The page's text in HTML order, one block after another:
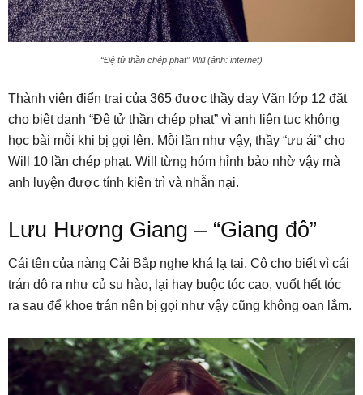
“Đệ tử thần chép phạt” Will (ảnh: internet)
Thành viên điển trai của 365 được thầy dạy Văn lớp 12 đặt
cho biệt danh “Đệ tử thần chép phạt” vì anh liên tục không
học bài mỗi khi bị gọi lên. Mỗi lần như vậy, thầy “ưu ái” cho
Will 10 lần chép phạt. Will từng hóm hỉnh bảo nhờ vậy mà
anh luyện được tính kiên trì và nhẫn nại.
Lưu Hương Giang – “Giang đô”
Cái tên của nàng Cải Bắp nghe khá lạ tai. Cô cho biết vì cái
trán dô ra như củ su hào, lại hay buộc tóc cao, vuốt hết tóc
ra sau để khoe trán nên bị gọi như vậy cũng không oan lắm.